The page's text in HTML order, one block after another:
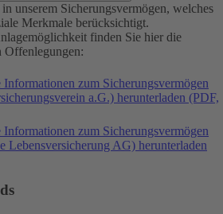
unserem Sicherungsvermögen, welches
Merkmale berücksichtigt.
finden Sie hier die
Offenlegungen:
zum Sicherungsvermögen
a.G.) herunterladen (PDF,
zum Sicherungsvermögen
AG) herunterladen